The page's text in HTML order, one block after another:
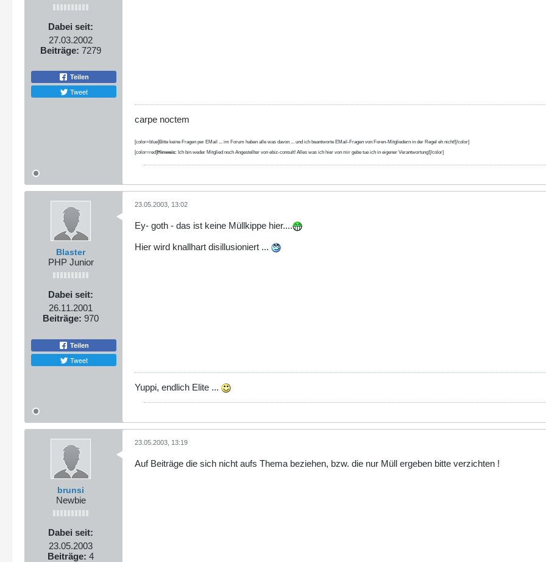
Dabei seit:
27.03.2002
Beiträge: 7279
Teilen
Tweet
carpe noctem
[color=blue]Bitte keine Fragen per EMail ... im Forum haben alle was davon ... und ich beantworte EMail-Fragen von Foren-Mitgliedern in der Regel eh nicht![/color]
[color=red]Hinweis: Ich bin weder Mitglied noch Angestellter von ebiz-consult! Alles was ich hier von mir gebe tue ich in eigener Verantwortung![/color]
Blaster
PHP Junior
Dabei seit:
26.11.2001
Beiträge: 970
Teilen
Tweet
23.05.2003, 13:02
Ey- goth - das ist keine Müllkippe hier....
Hier wird knallhart disillusioniert ...
Yuppi, endlich Elite ...
brunsi
Newbie
Dabei seit:
23.05.2003
Beiträge: 4
23.05.2003, 13:19
Auf Beiträge die sich nicht aufs Thema beziehen, bzw. die nur Müll ergeben bitte verzichten !